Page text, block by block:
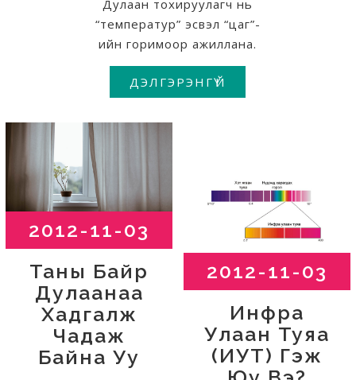
Дулаан тохируулагч нь
“температур” эсвэл “цаг”-
ийн горимоор ажиллана.
ДЭЛГЭРЭНГҮЙ
2012-11-03
Таны Байр
Дулаанаа
Хадгалж
Чадаж
Байна Уу
2012-11-03
Инфра
Улаан Туяа
(ИУТ) Гэж